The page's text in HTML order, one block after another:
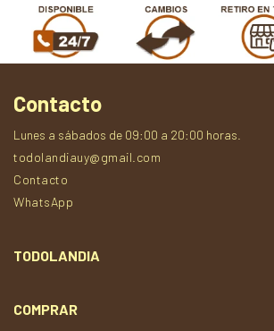
Contacto
Lunes a sábados de 09:00 a 20:00 horas.
todolandiauy@gmail.com
Contacto
WhatsApp
TODOLANDIA
COMPRAR